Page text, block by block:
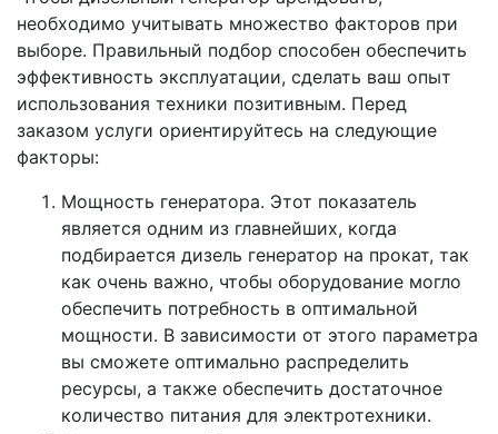
необходимо учитывать множество факторов при
выборе. Правильный подбор способен обеспечить
эффективность эксплуатации, сделать ваш опыт
использования техники позитивным. Перед
заказом услуги ориентируйтесь на следующие
факторы:
Мощность генератора. Этот показатель
является одним из главнейших, когда
подбирается дизель генератор на прокат, так
как очень важно, чтобы оборудование могло
обеспечить потребность в оптимальной
мощности. В зависимости от этого параметра
вы сможете оптимально распределить
ресурсы, а также обеспечить достаточное
количество питания для электротехники.